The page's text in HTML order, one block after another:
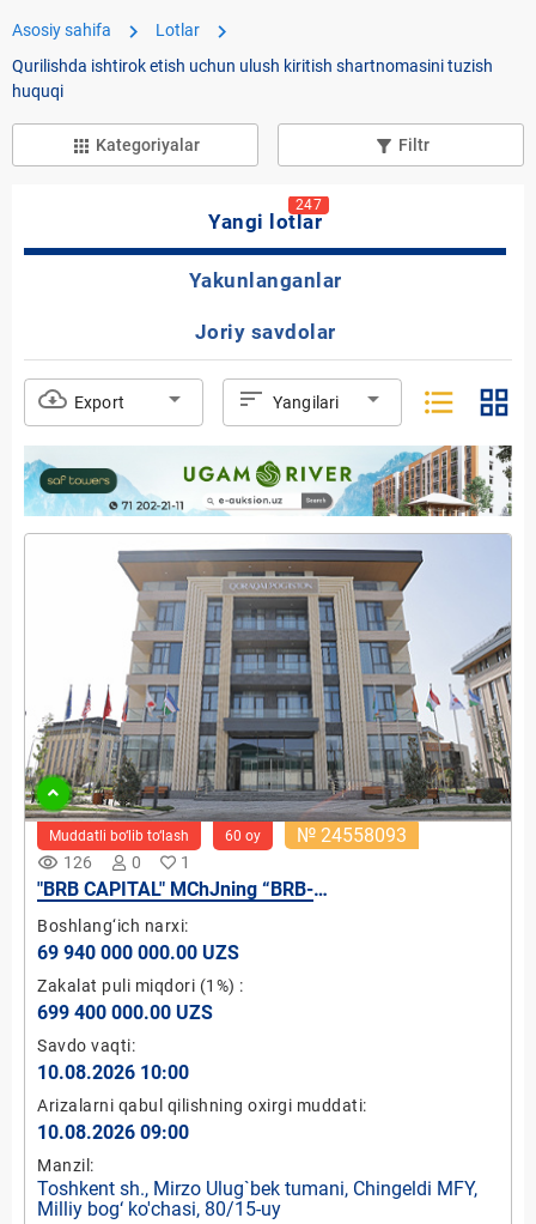
Asosiy sahifa chevron_right Lotlar chevron_right
Qurilishda ishtirok etish uchun ulush kiritish shartnomasini tuzish
huquqi
apps Kategoriyalar filter_list_alt Filtr
Yangi lotlar
247
Yakunlanganlar
Joriy savdolar
cloud_download Export arrow_drop_down sort Yangilari arrow_drop_down format_list_bulleted grid_view
remove_red_eye 126 0 1
Muddatli bo‘lib to‘lash 60 oy № 24558093
"BRB CAPITAL" MChJning “BRB-
INVESTDEVELOPMENT” MChJ ustav fondidagi
99,99% ulushi.
Boshlang‘ich narxi:
69 940 000 000.00 UZS
Zakalat puli miqdori (1%) :
699 400 000.00 UZS
Savdo vaqti:
10.08.2026 10:00
Arizalarni qabul qilishning oxirgi muddati:
10.08.2026 09:00
Manzil:
Toshkent sh., Mirzo Ulug`bek tumani, Chingeldi MFY,
Milliy bog‘ ko'chasi, 80/15-uy